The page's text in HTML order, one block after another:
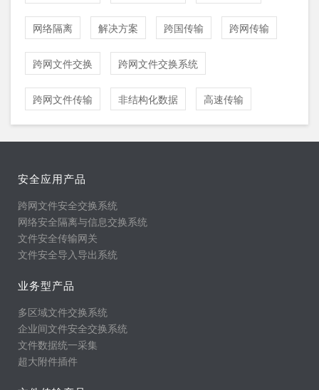
网络隔离 解决方案 跨国传输 跨网传输
跨网文件交换 跨网文件交换系统
跨网文件传输 非结构化数据 高速传输
安全应用产品
跨网文件安全交换系统
网络安全隔离与信息交换系统
文件安全传输网关
文件安全导入导出系统
业务型产品
多区域文件交换系统
企业间文件安全交换系统
文件数据统一采集
超大附件插件